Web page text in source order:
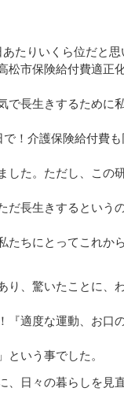
たりいくら位だと思
松市保険給付費適正
で長生きするために
！介護保険給付費
した。ただし、この
長生きするというの
たちにとってこれか
、驚いたことに、
『適度な運動、お口
いう事でした。
、日々の暮らしを見